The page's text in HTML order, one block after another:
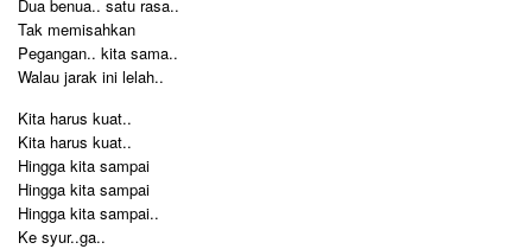
Dua benua.. satu rasa..
Tak memisahkan
Pegangan.. kita sama..
Walau jarak ini lelah..
Kita harus kuat..
Kita harus kuat..
Hingga kita sampai
Hingga kita sampai
Hingga kita sampai..
Ke syur..ga..